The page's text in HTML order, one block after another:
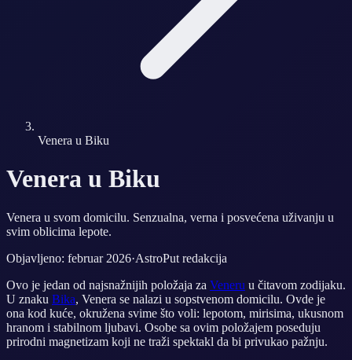
Venera u Biku
Venera u Biku
Venera u svom domicilu. Senzualna, verna i posvećena uživanju u
svim oblicima lepote.
Objavljeno: februar 2026·AstroPut redakcija
Ovo je jedan od najsnažnijih položaja za Veneru u čitavom zodijaku.
U znaku Bika, Venera se nalazi u sopstvenom domicilu. Ovde je
ona kod kuće, okružena svime što voli: lepotom, mirisima, ukusnom
hranom i stabilnom ljubavi. Osobe sa ovim položajem poseduju
prirodni magnetizam koji ne traži spektakl da bi privukao pažnju.